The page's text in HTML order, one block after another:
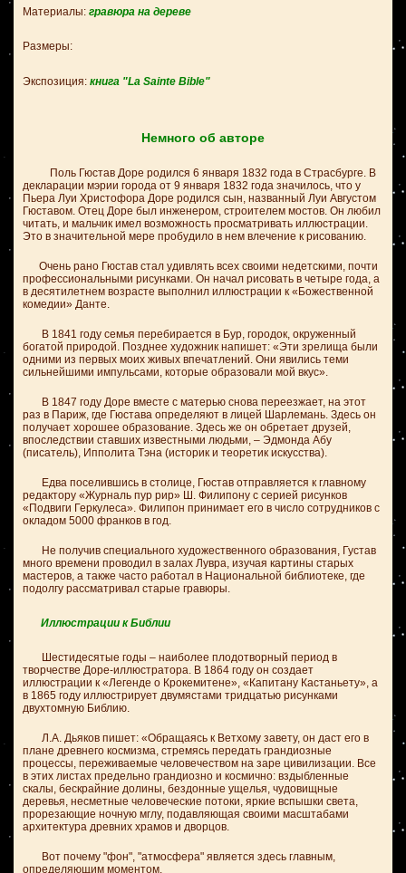
Материалы: гравюра на дереве
Размеры:
Экспозиция: книга "La Sainte Bible"
Немного об авторе
Поль Гюстав Доре родился 6 января 1832 года в Страсбурге. В
декларации мэрии города от 9 января 1832 года значилось, что у
Пьера Луи Христофора Доре родился сын, названный Луи Августом
Гюставом. Отец Доре был инженером, строителем мостов. Он любил
читать, и мальчик имел возможность просматривать иллюстрации.
Это в значительной мере пробудило в нем влечение к рисованию.
Очень рано Гюстав стал удивлять всех своими недетскими, почти
профессиональными рисунками. Он начал рисовать в четыре года, а
в десятилетнем возрасте выполнил иллюстрации к «Божественной
комедии» Данте.
В 1841 году семья перебирается в Бур, городок, окруженный
богатой природой. Позднее художник напишет: «Эти зрелища были
одними из первых моих живых впечатлений. Они явились теми
сильнейшими импульсами, которые образовали мой вкус».
В 1847 году Доре вместе с матерью снова переезжает, на этот
раз в Париж, где Гюстава определяют в лицей Шарлемань. Здесь он
получает хорошее образование. Здесь же он обретает друзей,
впоследствии ставших известными людьми, – Эдмонда Абу
(писатель), Ипполита Тэна (историк и теоретик искусства).
Едва поселившись в столице, Гюстав отправляется к главному
редактору «Журналь пур рир» Ш. Филипону с серией рисунков
«Подвиги Геркулеса». Филипон принимает его в число сотрудников с
окладом 5000 франков в год.
Не получив специального художественного образования, Густав
много времени проводил в залах Лувра, изучая картины старых
мастеров, а также часто работал в Национальной библиотеке, где
подолгу рассматривал старые гравюры.
Иллюстрации к Библии
Шестидесятые годы – наиболее плодотворный период в
творчестве Доре-иллюстратора. В 1864 году он создает
иллюстрации к «Легенде о Крокемитене», «Капитану Кастаньету», а
в 1865 году иллюстрирует двумястами тридцатью рисунками
двухтомную Библию.
Л.А. Дьяков пишет: «Обращаясь к Ветхому завету, он даст его в
плане древнего космизма, стремясь передать грандиозные
процессы, переживаемые человечеством на заре цивилизации. Все
в этих листах предельно грандиозно и космично: вздыбленные
скалы, бескрайние долины, бездонные ущелья, чудовищные
деревья, несметные человеческие потоки, яркие вспышки света,
прорезающие ночную мглу, подавляющая своими масштабами
архитектура древних храмов и дворцов.
Вот почему "фон", "атмосфера" является здесь главным,
определяющим моментом.